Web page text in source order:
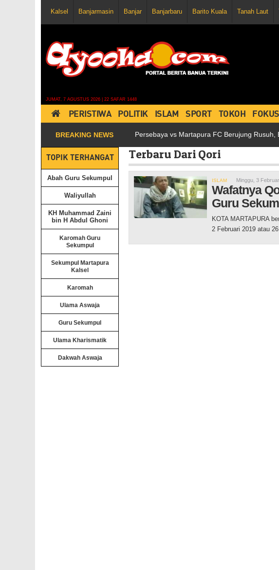
Kalsel Banjarmasin Banjar Banjarbaru Barito Kuala Tanah Laut
JUMAT, 7 AGUSTUS 2026 | 22 SAFAR 1448
PERISTIWA POLITIK ISLAM SPORT TOKOH FOKUS
BREAKING NEWS
Postingannya pun Jadi Viral Persebaya vs Martapura FC Berujung Rusuh,
TOPIK TERHANGAT
Abah Guru Sekumpul
Waliyullah
KH Muhammad Zaini
bin H Abdul Ghoni
Karomah Guru
Sekumpul
Sekumpul Martapura
Kalsel
Karomah
Ulama Aswaja
Guru Sekumpul
Ulama Kharismatik
Dakwah Aswaja
Terbaru Dari Qori
ISLAM Minggu, 3
Wafatnya
Guru
KOTA MARTAPURA
2 Februari 2019 atau